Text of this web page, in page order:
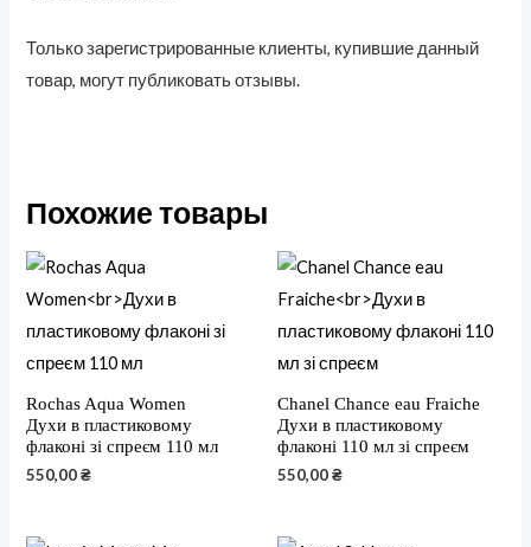
Только зарегистрированные клиенты, купившие данный
товар, могут публиковать отзывы.
Похожие товары
Rochas Aqua Women
Духи в пластиковому
флаконі зі спреєм 110 мл
550,00₴
Chanel Chance eau Fraiche
Духи в пластиковому
флаконі 110 мл зі спреєм
550,00₴